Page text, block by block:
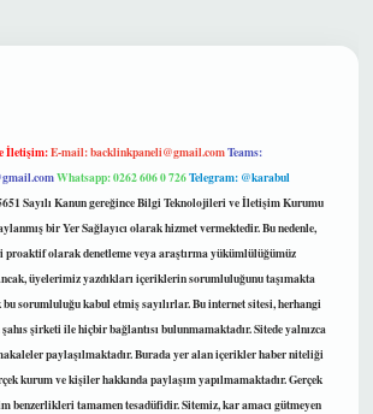
İletişim:E-mail:backlinkpaneli@gmail.comTeams:
Whatsapp: 0262 606 0 726Telegram: @karabul
Sayılı Kanun gereğince Bilgi Teknolojileri ve İletişim Kurumu
bir Yer Sağlayıcı olarak hizmet vermektedir. Bu nedenle,
olarak denetleme veya araştırma yükümlülüğümüz
üyelerimiz yazdıkları içeriklerin sorumluluğunu taşımakta
sorumluluğu kabul etmiş sayılırlar. Bu internet sitesi, herhangi
şirketi ile hiçbir bağlantısı bulunmamaktadır. Sitede yalnızca
paylaşılmaktadır. Burada yer alan içerikler haber niteliği
kurum ve kişiler hakkında paylaşım yapılmamaktadır. Gerçek
benzerlikleri tamamen tesadüfidir. Sitemiz, kar amacı gütmeyen